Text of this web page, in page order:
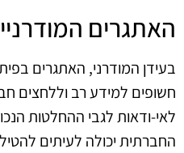
האתגרים
בעידן המודרני, האתגרים
חשופים למידע רב וללחצים
לאי-ודאות לגבי ההחלטות
החברתית יכולה לעיתים